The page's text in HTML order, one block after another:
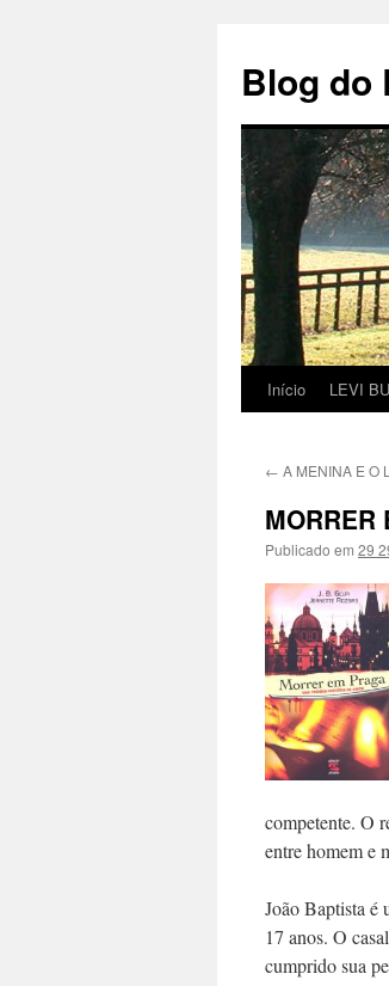
conteúdo
Blog do
Início LEVI
← A MENINA E O
MORRER
Publicado em 29
competente. O
entre homem e
João Baptista é
17 anos. O
cumprido sua